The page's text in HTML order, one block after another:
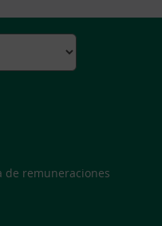
de remuneraciones